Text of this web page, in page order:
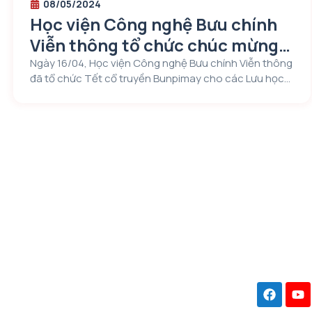
08/05/2024
Học viện Công nghệ Bưu chính
Viễn thông tổ chức chúc mừng
năm mới Bunpimay Lào 2024
Ngày 16/04, Học viện Công nghệ Bưu chính Viễn thông
đã tổ chức Tết cổ truyền Bunpimay cho các Lưu học